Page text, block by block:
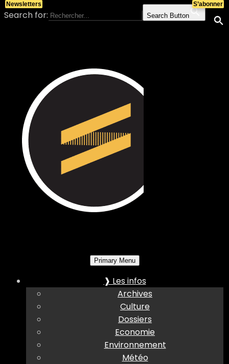
Search for: Search Button
Primary Menu
❱ Les infos
Archives
Culture
Dossiers
Economie
Environnement
Météo
S’abonner
Newsletters